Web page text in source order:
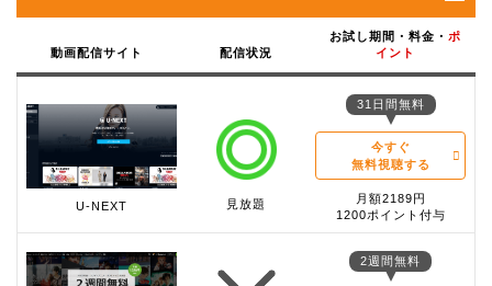
動画配信サイト 配信状況
お試し期間・料金・ ポ
イント
U-NEXT 見放題
31日間無料
今すぐ
無料視聴する
月額2189円
1200ポイント付与
2週間無料